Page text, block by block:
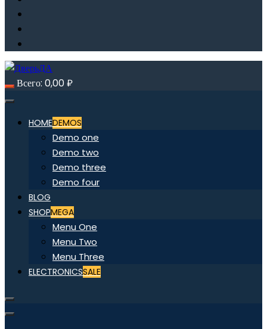
Всего: 0,00₽
HOMEDEMOS
Demo one
Demo two
Demo three
Demo four
BLOG
SHOPMEGA
Menu One
Menu Two
Menu Three
ELECTRONICSSALE